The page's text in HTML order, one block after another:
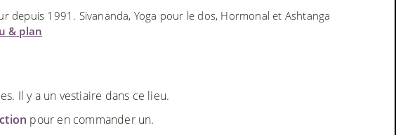
depuis 1991. Sivananda, Yoga pour le dos, Hormonal et Ashtanga
& plan
Il y a un vestiaire dans ce lieu.
pour en commander un.